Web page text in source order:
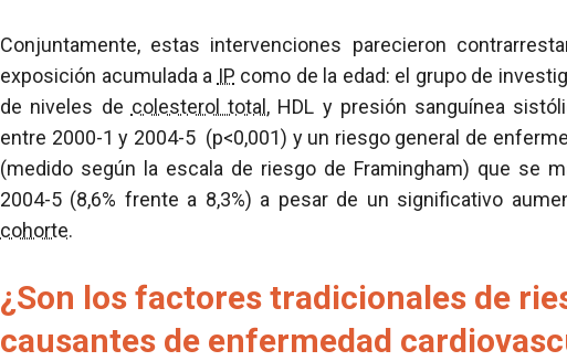
Conjuntamente, estas intervenciones parecieron
exposición acumulada a IP como de la edad: el grupo de
de niveles de colesterol total , HDL y presión sanguínea
entre 2000-1 y 2004-5 (p<0,001) y un riesgo general de
(medido según la escala de riesgo de Framingham) que se
2004-5 (8,6% frente a 8,3%) a pesar de un significativo
cohorte.
¿Son los factores tradicionales de
causantes de enfermedad